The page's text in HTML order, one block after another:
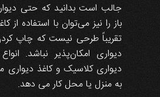
جالب است بدانید که حتی
باز را نیز می‌توان با استفاده از
تقریباً طرحی نیست که چاپ
دیواری امکان‌پذیر نباشد.
دیواری کلاسیک و کاغذ دیواری
به منزل یا محل کار می دهد.